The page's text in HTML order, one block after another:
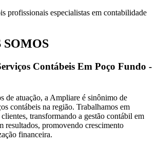
SOMOS
Contábeis Em Poço Fundo -
de atuação, a Ampliare é sinônimo de
contábeis na região. Trabalhamos em
transformando a gestão contábil em
resultados, promovendo crescimento
financeira.